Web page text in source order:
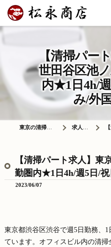
【清掃パー
世田谷区池
内★1日4h/
み/外
東京の清掃は株式会社松永商店 求人情報ブログ
【清掃パート求人】東
勤圏内★1日4h/週5日/
2023/06/07
東京都渋谷区渋谷で週5日勤務、
ています。オフィスビル内の清